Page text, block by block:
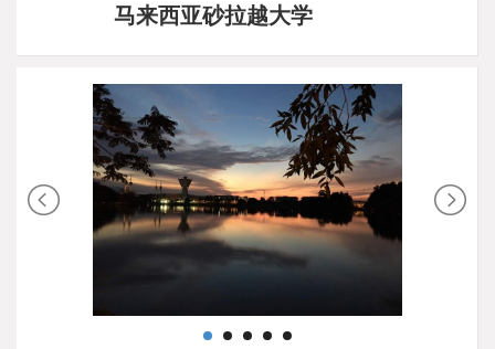
马来西亚砂拉越大学